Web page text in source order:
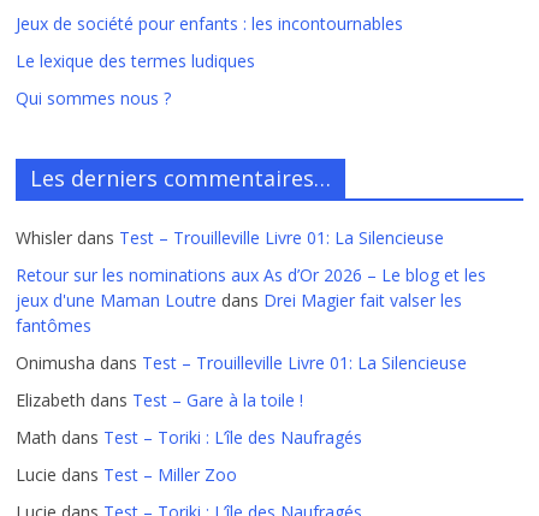
Jeux de société pour enfants : les incontournables
Le lexique des termes ludiques
Qui sommes nous ?
Les derniers commentaires…
Whisler dans Test – Trouilleville Livre 01: La Silencieuse
Retour sur les nominations aux As d’Or 2026 – Le blog et les
jeux d'une Maman Loutre dans Drei Magier fait valser les
fantômes
Onimusha dans Test – Trouilleville Livre 01: La Silencieuse
Elizabeth dans Test – Gare à la toile !
Math dans Test – Toriki : L’île des Naufragés
Lucie dans Test – Miller Zoo